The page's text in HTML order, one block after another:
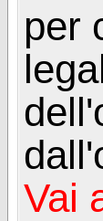
per
Vai